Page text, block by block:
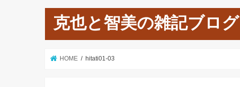
克也と智美の雑記ブログ
HOME hitati01-03